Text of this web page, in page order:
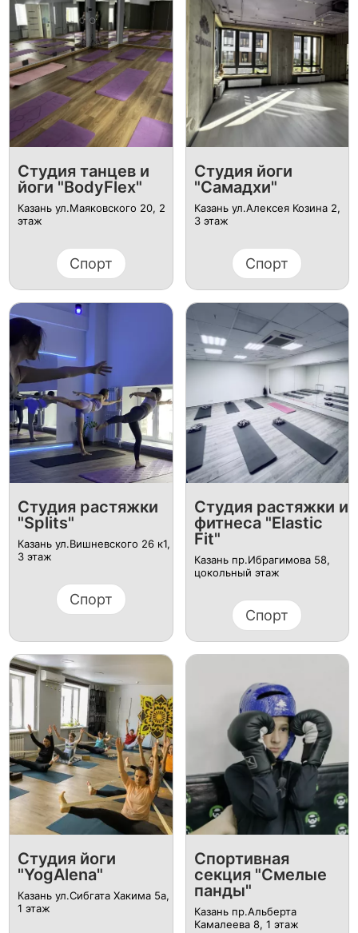
​Студия танцев и
йоги "BodyFlex"
Казань ул.Маяковского 20​, 2
этаж​
Спорт
​Студия йоги
"Самадхи"
Казань ул.Алексея Козина 2​,
3 этаж​
Спорт
Студия растяжки
"Splits"
Казань ул.Вишневского 26 к1,
3 этаж​
Спорт
​Студия растяжки и
фитнеса "Elastic
Fit"
Казань пр.Ибрагимова 58,
цокольный этаж​
Спорт
​Студия йоги
"YogAlena"
Казань ул.Сибгата Хакима 5а,
​1 этаж​
​Спортивная
секция "Смелые
панды"
Казань пр.Альберта
Камалеева 8, ​1 этаж​